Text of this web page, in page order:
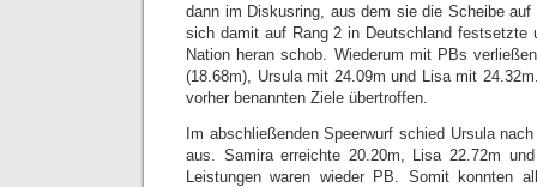
dann im Diskusring, aus dem sie die Scheibe auf
sich damit auf Rang 2 in Deutschland festsetzte
Nation heran schob. Wiederum mit PBs
(18.68m), Ursula mit 24.09m und Lisa mit
vorher benannten Ziele übertroffen.
Im abschließenden Speerwurf schied Ursula
aus. Samira erreichte 20.20m, Lisa 22.72m
Leistungen waren wieder PB. Somit konnten